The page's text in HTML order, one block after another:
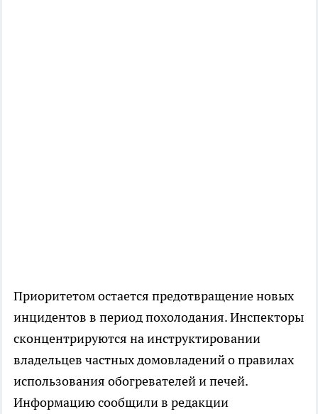
Приоритетом остается предотвращение новых
инцидентов в период похолодания. Инспекторы
сконцентрируются на инструктировании
владельцев частных домовладений о правилах
использования обогревателей и печей.
Информацию сообщили в редакции